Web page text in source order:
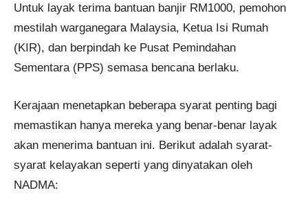
Untuk layak terima bantuan banjir RM1000, pemohon
mestilah warganegara Malaysia, Ketua Isi Rumah
(KIR), dan berpindah ke Pusat Pemindahan
Sementara (PPS) semasa bencana berlaku.
Kerajaan menetapkan beberapa syarat penting bagi
memastikan hanya mereka yang benar-benar layak
akan menerima bantuan ini. Berikut adalah syarat-
syarat kelayakan seperti yang dinyatakan oleh
NADMA: